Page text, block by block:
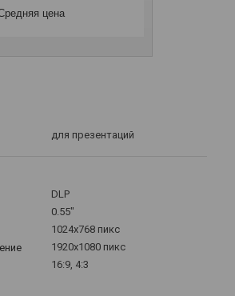
цена
для презентаций
DLP
0.55"
1024x768 пикс
1920x1080 пикс
16:9, 4:3